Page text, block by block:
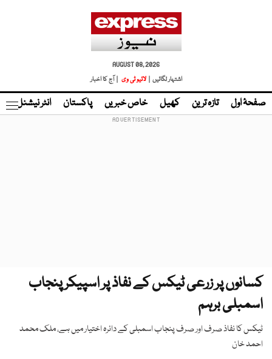
AUGUST 08, 2026
اشتہار لگائیں |
لائیو ٹی وی | آج کا اخبار
صفحۂ اول تازہ ترین کھیل خاص خبریں پاکستان انٹر نیشنل
کسانوں پر زرعی ٹیکس کے نفاذ پر اسپیکر پنجاب
اسمبلی برہم
ٹیکس کا نفاذ صرف اور صرف پنجاب اسمبلی کے دائرہ اختیار میں ہے، ملک محمد
احمد خان